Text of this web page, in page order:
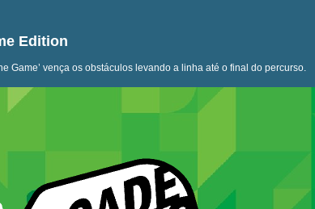
Edition
Game’ vença os obstáculos levando a linha até o final do percurso.